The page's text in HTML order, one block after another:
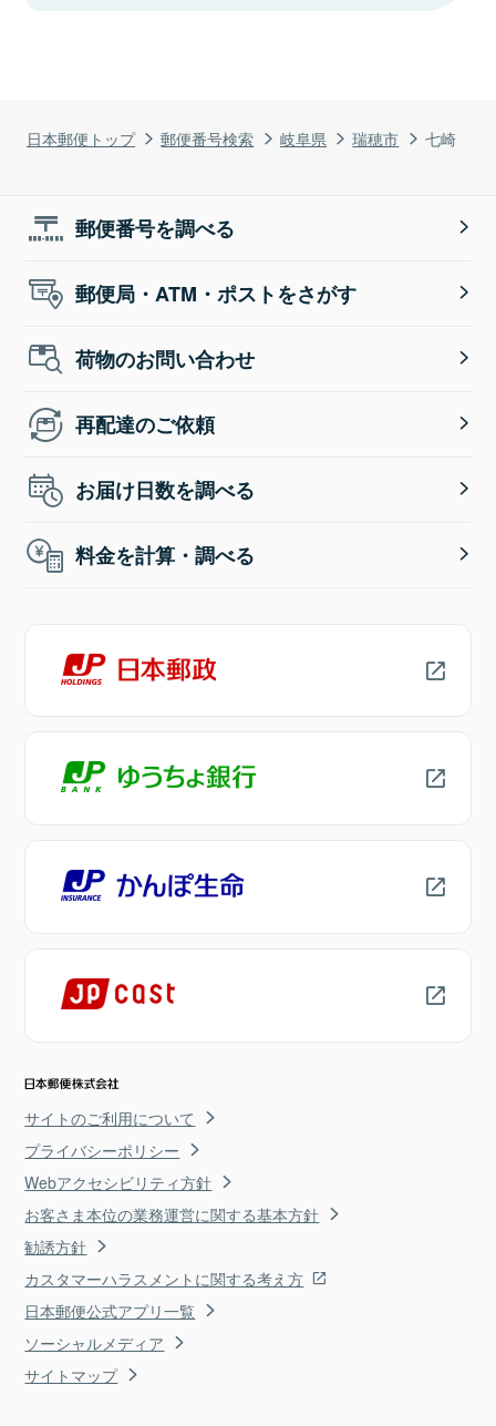
日本郵便トップ 郵便番号検索 岐阜県 瑞穂市 七崎
郵便番号を調べる
郵便局・ATM・ポストをさがす
荷物のお問い合わせ
再配達のご依頼
お届け日数を調べる
料金を計算・調べる
サイトのご利用について
プライバシーポリシー
Webアクセシビリティ方針
お客さま本位の業務運営に関する基本方針
勧誘方針
カスタマーハラスメントに関する考え方
日本郵便公式アプリ一覧
ソーシャルメディア
サイトマップ